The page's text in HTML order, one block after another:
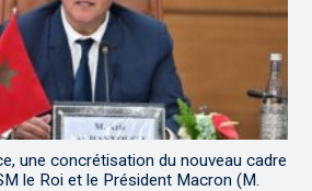
une concrétisation du nouveau cadre
le Roi et le Président Macron (M.